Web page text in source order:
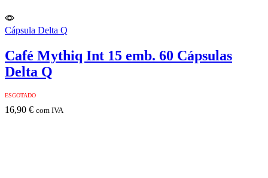
Cápsula Delta Q
Café Mythiq Int 15 emb. 60 Cápsulas
Delta Q
ESGOTADO
16,90 € com IVA